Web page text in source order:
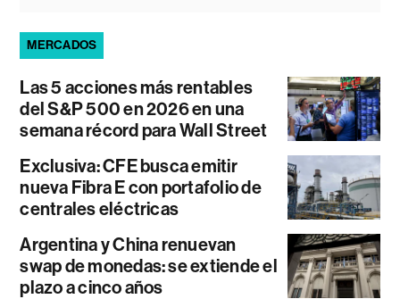
MERCADOS
Las 5 acciones más rentables
del S&P 500 en 2026 en una
semana récord para Wall Street
Exclusiva: CFE busca emitir
nueva Fibra E con portafolio de
centrales eléctricas
Argentina y China renuevan
swap de monedas: se extiende el
plazo a cinco años